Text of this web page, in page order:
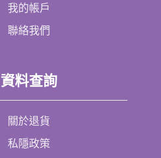
我的帳戶
聯絡我們
資料查詢
關於退貨
私隱政策